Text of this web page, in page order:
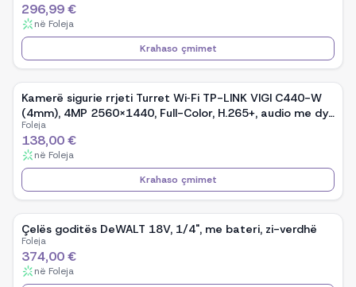
296,99 €
në Foleja
Krahaso çmimet
Kamerë sigurie rrjeti Turret Wi‑Fi TP-LINK VIGI C440-W
(4mm), 4MP 2560×1440, Full-Color, H.265+, audio me dy
drejtime, MicroSD deri 512GB, e bardhë
Foleja
138,00 €
në Foleja
Krahaso çmimet
Çelës goditës DeWALT 18V, 1/4", me bateri, zi-verdhë
Foleja
374,00 €
në Foleja